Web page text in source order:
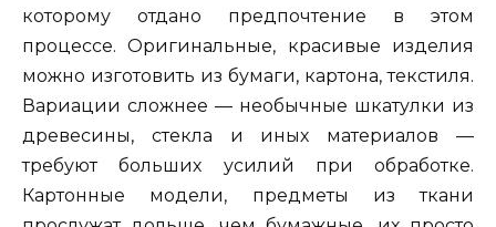
которому отдано предпочтение в этом
процессе. Оригинальные, красивые изделия
можно изготовить из бумаги, картона, текстиля.
Вариации сложнее — необычные шкатулки из
древесины, стекла и иных материалов —
требуют больших усилий при обработке.
Картонные модели, предметы из ткани